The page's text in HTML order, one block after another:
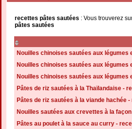
recettes pâtes sautées : Vous trouverez
pâtes sautées
Nouilles chinoises sautées aux
Nouilles chinoises sautées aux
Nouilles chinoises sautées aux
Pâtes de riz sautées à la Thaïlandaise -
Pâtes de riz sautées à la viande hachée
Nouilles sautées aux crevettes à la
Pâtes au poulet à la sauce au curry -